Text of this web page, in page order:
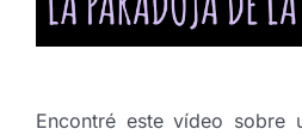
Encontré este vídeo sobre